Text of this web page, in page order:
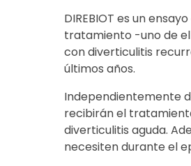
DIREBIOT es un
tratamiento -uno de
con diverticulitis
últimos años.
Independientemente
recibirán el
diverticulitis aguda.
necesiten durante el